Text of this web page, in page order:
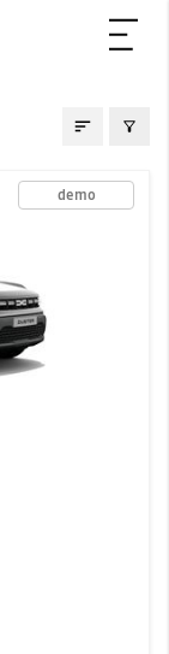
demo